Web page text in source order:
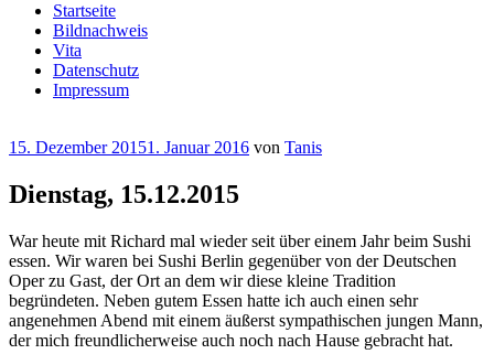
Startseite
Bildnachweis
Vita
Datenschutz
Impressum
Veröffentlicht
15. Dezember 20151. Januar 2016 von Tanis
Dienstag, 15.12.2015
War heute mit Richard mal wieder seit über einem Jahr beim Sushi
essen. Wir waren bei Sushi Berlin gegenüber von der Deutschen
Oper zu Gast, der Ort an dem wir diese kleine Tradition
begründeten. Neben gutem Essen hatte ich auch einen sehr
angenehmen Abend mit einem äußerst sympathischen jungen Mann,
der mich freundlicherweise auch noch nach Hause gebracht hat.